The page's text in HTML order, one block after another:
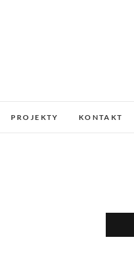
i
I POKAZY.
PROJEKTY KONTAKT